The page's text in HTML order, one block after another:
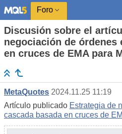
Foro
Discusión sobre el
negociación de órdenes
en cruces de EMA para
MetaQuotes 2024.11.25 11:19
Artículo publicado Estrategia de
cascada basada en cruces de